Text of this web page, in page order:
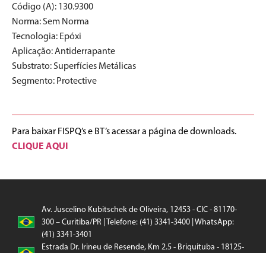
Código (A): 130.9300
Norma:Sem Norma
Tecnologia: Epóxi
Aplicação:Antiderrapante
Substrato:Superfícies Metálicas
Segmento: Protective
Para baixar FISPQ’s e BT’s acessar a página de downloads.
CLIQUE AQUI
Av. Juscelino Kubitschek de Oliveira, 12453 - CIC - 81170-
300 – Curitiba/PR | Telefone: (41) 3341-3400 | WhatsApp:
(41) 3341-3401
Estrada Dr. Irineu de Resende, Km 2.5 - Briquituba - 18125-